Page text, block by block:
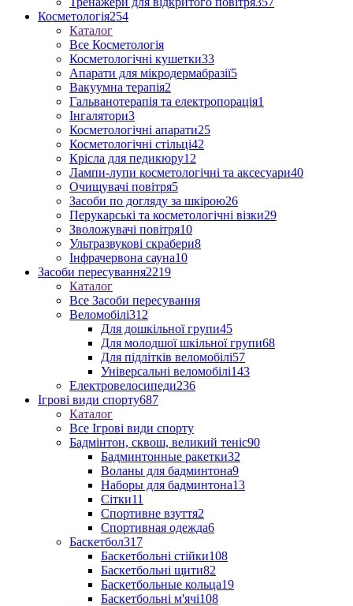
Косметологія254
Каталог
Все Косметологія
Косметологічні кушетки33
Апарати для мікродермабразії5
Вакуумна терапія2
Гальванотерапія та електропорація1
Інгалятори3
Косметологічні апарати25
Косметологічні стільці42
Крісла для педикюру12
Лампи-лупи косметологічні та аксесуари40
Очищувачі повітря5
Засоби по догляду за шкірою26
Перукарські та косметологічні візки29
Зволожувачі повітря10
Ультразвукові скрабери8
Інфрачервона сауна10
Засоби пересування2219
Каталог
Все Засоби пересування
Веломобілі312
Для дошкільної групи45
Для молодшої шкільної групи68
Для підлітків веломобілі57
Універсальні веломобілі143
Електровелосипеди236
Ігрові види спорту687
Каталог
Все Ігрові види спорту
Бадмінтон, сквош, великий теніс90
Бадминтонные ракетки32
Воланы для бадминтона9
Наборы для бадминтона13
Сітки11
Спортивне взуття2
Спортивная одежда6
Баскетбол317
Баскетбольні стійки108
Баскетбольні щити82
Баскетбольные кольца19
Баскетбольні м'ячі108